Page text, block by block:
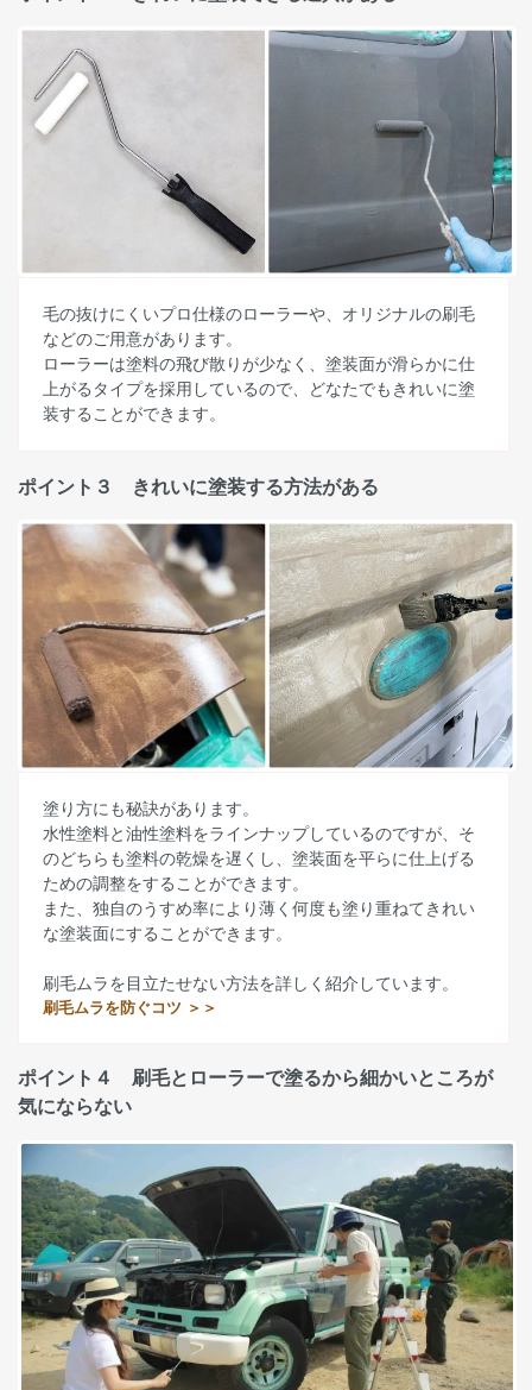
毛の抜けにくいプロ仕様のローラーや、オリジナルの刷毛
などのご用意があります。
ローラーは塗料の飛び散りが少なく、塗装面が滑らかに仕
上がるタイプを採用しているので、どなたでもきれいに塗
装することができます。
ポイント３ きれいに塗装する方法がある
塗り方にも秘訣があります。
水性塗料と油性塗料をラインナップしているのですが、そ
のどちらも塗料の乾燥を遅くし、塗装面を平らに仕上げる
ための調整をすることができます。
また、独自のうすめ率により薄く何度も塗り重ねてきれい
な塗装面にすることができます。
刷毛ムラを目立たせない方法を詳しく紹介しています。
刷毛ムラを防ぐコツ ＞＞
ポイント４ 刷毛とローラーで塗るから細かいところが
気にならない